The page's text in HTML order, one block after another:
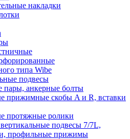
накладки
типа Wibe
подвесы
пары, анкерные болты
прижимные скобы A и R, вставки
протяжные ролики
подвесы 7/7L,
профильные прижимы